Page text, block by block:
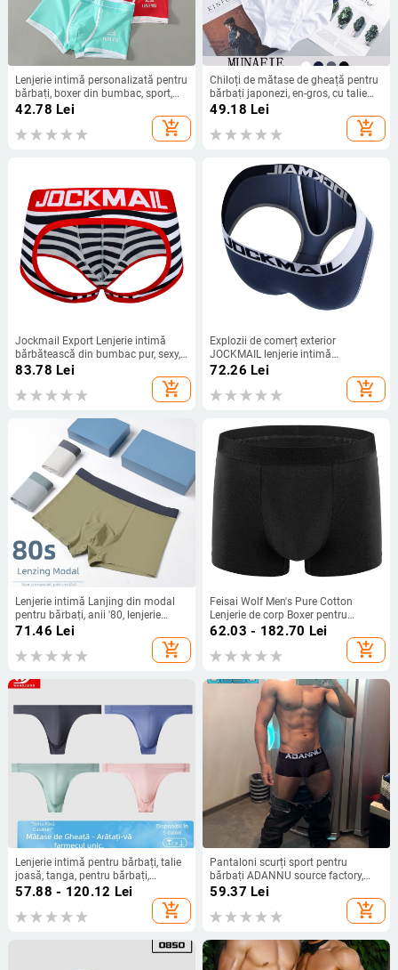
Lenjerie intimă personalizată pentru
bărbați, boxer din bumbac, sport,
respirabil, antibacterian, talie medie,
nou, lejer, la modă, stil de toamnă și
iarnă pentru studenți
42.78 Lei
add_shopping_cart
Chiloți de mătase de gheață pentru
bărbați japonezi, en-gros, cu talie
medie, elastici, sport, mărime mare,
49.18 Lei
add_shopping_cart
Jockmail Export Lenjerie intimă
bărbătească din bumbac pur, sexy,
cu aspect de boxer, pantaloni sexy
83.78 Lei
add_shopping_cart
Explozii de comerț exterior
JOCKMAIL lenjerie intimă
bărbătească modal chiloți U convex
72.26 Lei
add_shopping_cart
Lenjerie intimă Lanjing din modal
pentru bărbați, anii '80, lenjerie
intimă de lux pentru bărbați, boxeri
producători en-gros
71.46 Lei
add_shopping_cart
Feisai Wolf Men's Pure Cotton
Lenjerie de corp Boxer pentru
bărbați, vară largă, subțire, boxer,
62.03 - 182.70 Lei
add_shopping_cart
Lenjerie intimă pentru bărbați, talie
joasă, tanga, pentru bărbați,
mătase de gheață, fără urme, sex,
sex pur, fierbinte, sexy, convex în U,
respirabil, Zhongshan
57.88 - 120.12 Lei
add_shopping_cart
Pantaloni scurți sport pentru
bărbați ADANNU source factory,
culoare solidă, cu litere, bumbac,
design concav-convex, boxeri simpli
cu talie medie
59.37 Lei
add_shopping_cart